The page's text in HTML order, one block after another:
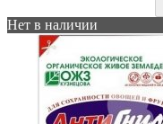
Нет в наличии